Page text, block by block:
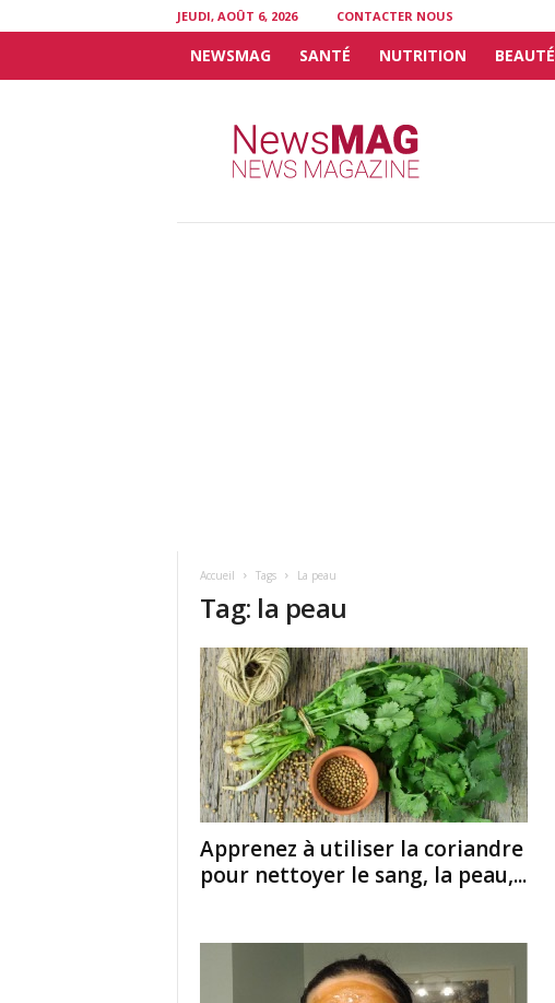
JEUDI, AOÛT 6, 2026 CONTACTER NOUS
NEWSMAG SANTÉ NUTRITION BEAUTÉ
Accueil Tags La peau
Tag: la peau
Apprenez à utiliser la coriandre
pour nettoyer le sang, la peau,...